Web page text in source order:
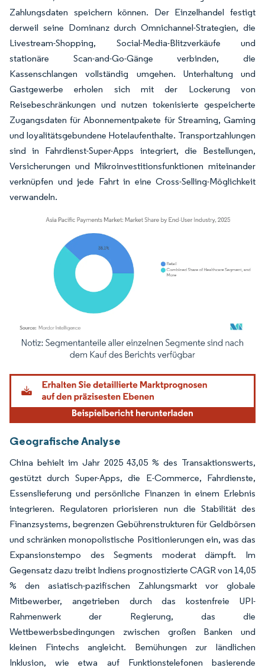
Zahlungsdaten speichern können. Der Einzelhandel festigt
derweil seine Dominanz durch Omnichannel-Strategien, die
Livestream-Shopping, Social-Media-Blitzverkäufe und
stationäre Scan-and-Go-Gänge verbinden, die
Kassenschlangen vollständig umgehen. Unterhaltung und
Gastgewerbe erholen sich mit der Lockerung von
Reisebeschränkungen und nutzen tokenisierte gespeicherte
Zugangsdaten für Abonnementpakete für Streaming, Gaming
und loyalitätsgebundene Hotelaufenthalte. Transportzahlungen
sind in Fahrdienst-Super-Apps integriert, die Bestellungen,
Versicherungen und Mikroinvestitionsfunktionen miteinander
verknüpfen und jede Fahrt in eine Cross-Selling-Möglichkeit
verwandeln.
Bild © Mordor Intelligence. Wiederverwendung erfordert Namensnennung
Geografische Analyse
China behielt im Jahr 2025 43,05 % des Transaktionswerts,
gestützt durch Super-Apps, die E-Commerce, Fahrdienste,
Essenslieferung und persönliche Finanzen in einem Erlebnis
integrieren. Regulatoren priorisieren nun die Stabilität des
Finanzsystems, begrenzen Gebührenstrukturen für Geldbörsen
und schränken monopolistische Positionierungen ein, was das
Expansionstempo des Segments moderat dämpft. Im
Gegensatz dazu treibt Indiens prognostizierte CAGR von 14,05
% den asiatisch-pazifischen Zahlungsmarkt vor globale
Mitbewerber, angetrieben durch das kostenfreie UPI-
Rahmenwerk der Regierung, das die
Wettbewerbsbedingungen zwischen großen Banken und
kleinen Fintechs angleicht. Bemühungen zur ländlichen
Inklusion, wie etwa auf Funktionstelefonen basierende